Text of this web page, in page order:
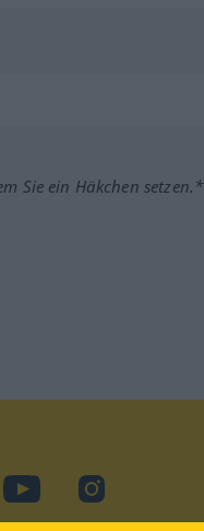
Sie ein Häkchen setzen.*
YouTubeInstagram